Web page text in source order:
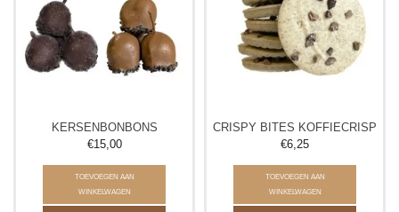
KERSENBONBONS
€15,00
TOEVOEGEN AAN
WINKELWAGEN
CRISPY BITES KOFFIECRISP
€6,25
TOEVOEGEN AAN
WINKELWAGEN